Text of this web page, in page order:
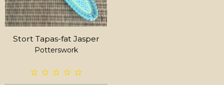
Stort Tapas-fat Jasper
Potterswork